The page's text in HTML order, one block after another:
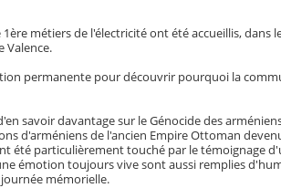
1ère métiers de l'électricité ont été accueillis,
Valence.
permanente pour découvrir pourquoi la
savoir davantage sur le Génocide des
d'arméniens de l'ancien Empire Ottoman
été particulièrement touché par le témoignage
émotion toujours vive sont aussi remplies
mémorielle.